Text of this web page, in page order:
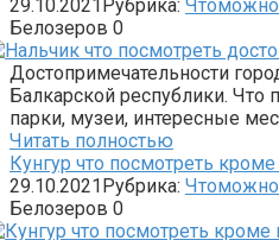
29.10.2021Рубрика: Чтоможно
Белозеров 0
Достопримечательности
Балкарской республики. Что
парки, музеи, интересные
Читать полностью
Кунгур что посмотреть
29.10.2021Рубрика: Чтоможно
Белозеров 0